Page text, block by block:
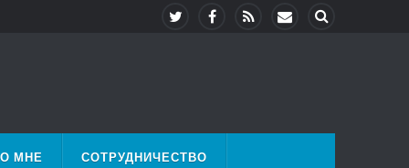
МНЕ СОТРУДНИЧЕСТВО